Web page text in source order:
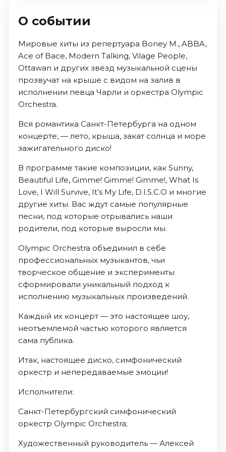
О событии
Мировые хиты из репертуара Boney M., ABBA,
Ace of Bace, Modern Talking, Vilage People,
Ottawan и других звёзд музыкальной сцены
прозвучат на крыше с видом на залив в
исполнении певца Чарли и оркестра Olympic
Orchestra.
Вся романтика Санкт-Петербурга на одном
концерте, — лето, крыша, закат солнца и море
зажигательного диско!
В программе такие композиции, как Sunny,
Beautiful Life, Gimme! Gimme! Gimme!, What Is
Love, I Will Survive, It’s My Life, D.I.S.C.O и многие
другие хиты. Вас ждут самые популярные
песни, под которые отрывались наши
родители, под которые выросли мы.
Olympic Orchestra объединил в себе
профессиональных музыкантов, чьи
творческое общение и эксперименты
сформировали уникальный подход к
исполнению музыкальных произведений.
Каждый их концерт — это настоящее шоу,
неотъемлемой частью которого является
сама публика.
Итак, настоящее диско, симфонический
оркестр и непередаваемые эмоции!
Исполнители:
Санкт-Петербургский симфонический
оркестр Olympic Orchestra;
Художественный руководитель — Алексей